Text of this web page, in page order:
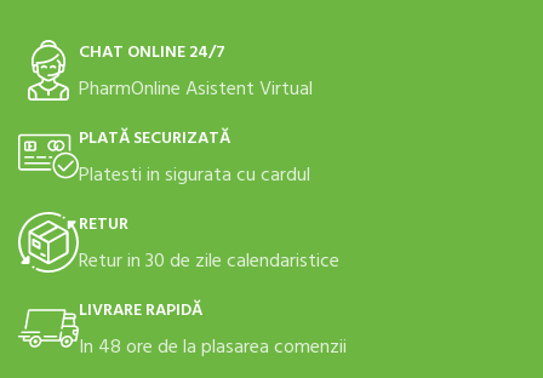
CHAT ONLINE 24/7
PharmOnline Asistent Virtual
PLATĂ SECURIZATĂ
Platesti in sigurata cu cardul
RETUR
Retur in 30 de zile calendaristice
LIVRARE RAPIDĂ
In 48 ore de la plasarea comenzii